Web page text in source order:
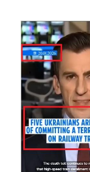
Image